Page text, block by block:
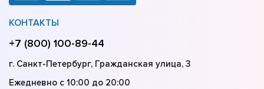
КОНТАКТЫ
+7 (800) 100-89-44
г. Санкт-Петербург, Гражданская улица, 3
Ежедневно с 10:00 до 20:00